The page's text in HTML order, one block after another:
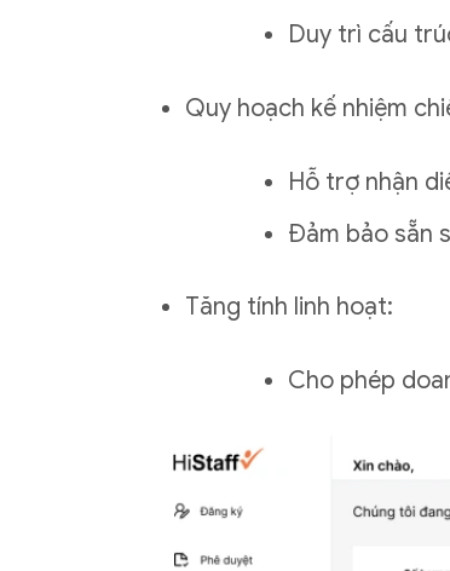
Duy trì cấu
Quy hoạch kế nhiệm
Hỗ trợ nhận
Đảm bảo sẵn
Tăng tính linh hoạt:
Cho phép